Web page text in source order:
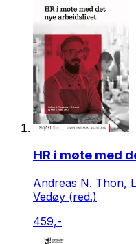
HR i møte med
Andreas N. Thon,
Vedøy (red.)
459,-